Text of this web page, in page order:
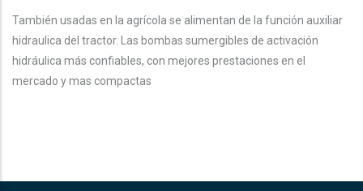
También usadas en la agrícola se alimentan de la función auxiliar
hidraulica del tractor. Las bombas sumergibles de activación
hidráulica más confiables, con mejores prestaciones en el
mercado y mas compactas